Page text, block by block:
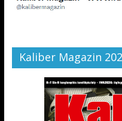
Kaliber Magazin